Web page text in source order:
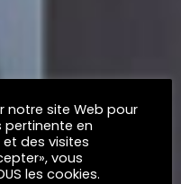
notre site Web pour
pertinente en
des visites
vous
les cookies.